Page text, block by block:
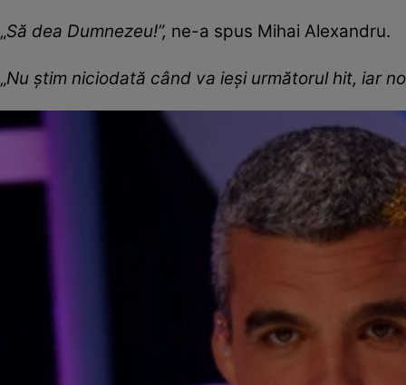
„Să dea Dumnezeu!”, ne-a spus Mihai Alexandru.
„Nu știm niciodată când va ieși următorul hit, iar